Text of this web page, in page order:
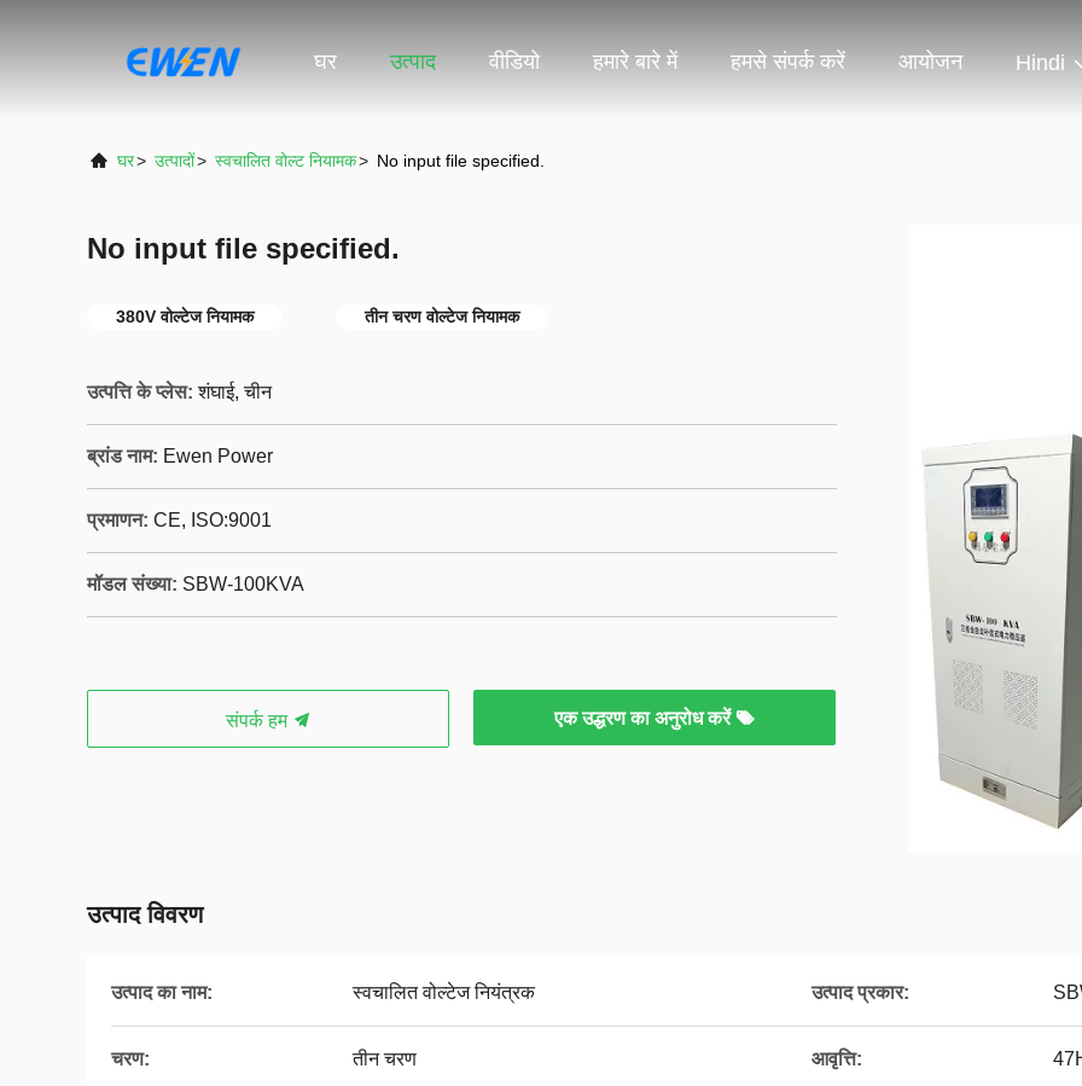
घर उत्पाद वीडियो हमारे बारे में हमसे संपर्क करें आयोजन Hindi
घर> उत्पादों> स्वचालित वोल्ट नियामक> No input file specified.
No input file specified.
380V वोल्टेज नियामक तीन चरण वोल्टेज नियामक
उत्पत्ति के प्लेस: शंघाई, चीन
ब्रांड नाम: Ewen Power
प्रमाणन: CE, ISO:9001
मॉडल संख्या: SBW-100KVA
संपर्क हम एक उद्धरण का अनुरोध करें
उत्पाद विवरण
उत्पाद का नाम: स्वचालित वोल्टेज नियंत्रक उत्पाद प्रकार:
चरण: तीन चरण आवृत्ति: